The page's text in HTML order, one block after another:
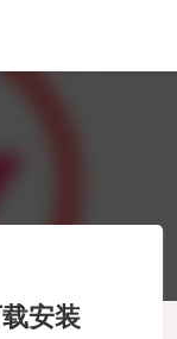
安装